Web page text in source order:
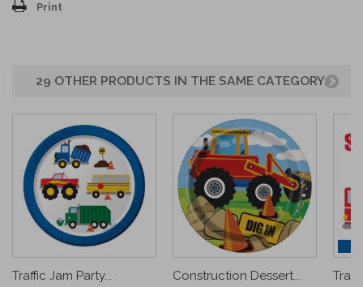
Print
29 OTHER PRODUCTS IN THE SAME CATEGORY:
Traffic Jam Party... Construction Dessert...